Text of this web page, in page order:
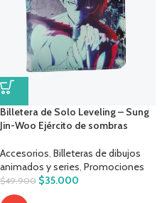
Billetera de Solo Leveling – Sung
Jin-Woo Ejército de sombras
Accesorios, Billeteras de dibujos
animados y series, Promociones
$49.900 $35.000